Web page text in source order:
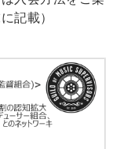
記載）